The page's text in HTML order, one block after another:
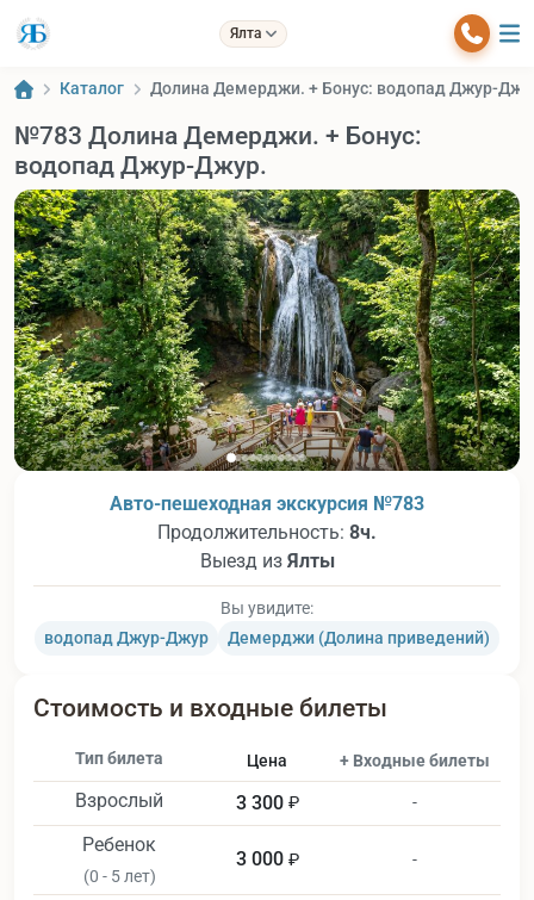
Ялта
Каталог Долина Демерджи. + Бонус: водопад Джур-
№783 Долина Демерджи. + Бонус:
водопад Джур-Джур.
Авто-пешеходная экскурсия №783
Продолжительность: 8ч.
Выезд из Ялты
Вы увидите:
водопад Джур-Джур
Демерджи (Долина приведений)
Стоимость и входные билеты
Тип билета Цена + Входные билеты
Взрослый 3 300 ₽ -
Ребенок
(0 - 5 лет)
3 000 ₽ -